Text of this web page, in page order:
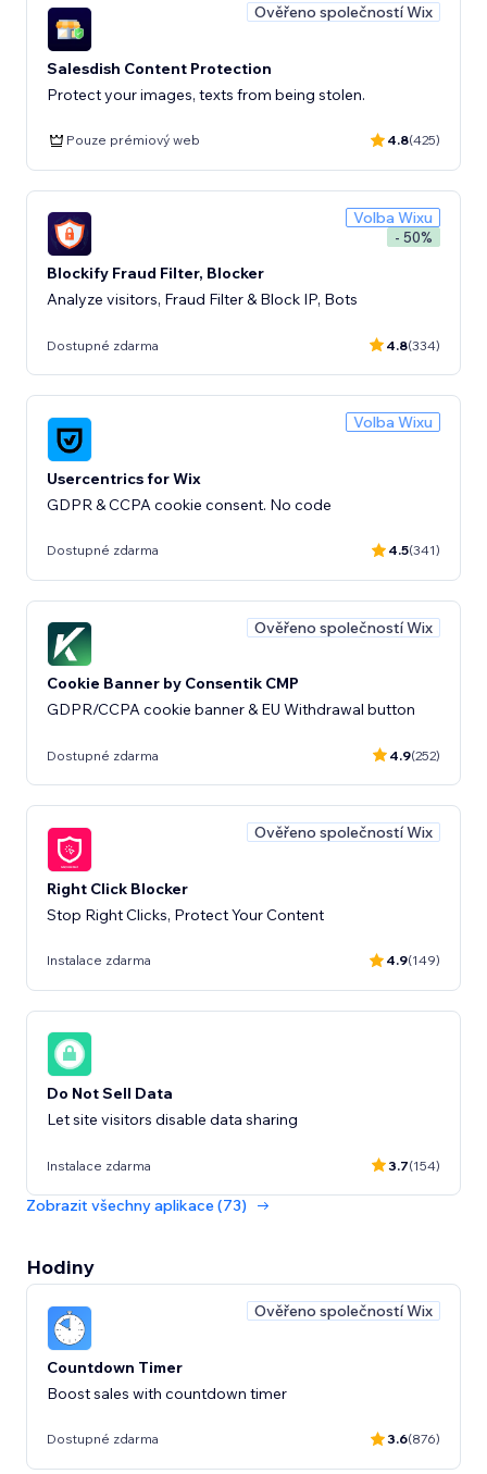
Ověřeno společností Wix
Salesdish Content Protection
Protect your images, texts from being stolen.
Pouze prémiový web 4.8(425)
Volba Wixu
- 50%
Blockify Fraud Filter, Blocker
Analyze visitors, Fraud Filter & Block IP, Bots
Dostupné zdarma 4.8(334)
Volba Wixu
Usercentrics for Wix
GDPR & CCPA cookie consent. No code
Dostupné zdarma 4.5(341)
Ověřeno společností Wix
Cookie Banner by Consentik CMP
GDPR/CCPA cookie banner & EU Withdrawal button
Dostupné zdarma 4.9(252)
Ověřeno společností Wix
Right Click Blocker
Stop Right Clicks, Protect Your Content
Instalace zdarma 4.9(149)
Do Not Sell Data
Let site visitors disable data sharing
Instalace zdarma 3.7(154)
Zobrazit všechny aplikace (73)
Hodiny
Ověřeno společností Wix
Countdown Timer
Boost sales with countdown timer
Dostupné zdarma 3.6(876)